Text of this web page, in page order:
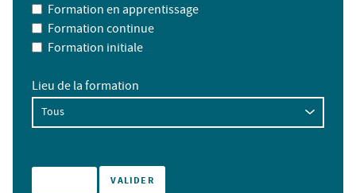
Formation en apprentissage
Formation continue
Formation initiale
Lieu de la formation